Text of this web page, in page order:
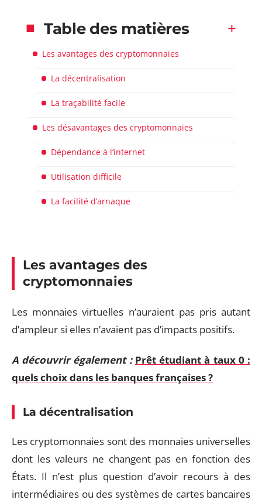
Table des matières
Les avantages des cryptomonnaies
La décentralisation
La traçabilité facile
Les désavantages des cryptomonnaies
Dépendance à l’internet
Utilisation difficile
La facilité d’arnaque
Les avantages des
cryptomonnaies
Les monnaies virtuelles n’auraient pas pris autant
d’ampleur si elles n’avaient pas d’impacts positifs.
A découvrir également : Prêt étudiant à taux 0 :
quels choix dans les banques françaises ?
La décentralisation
Les cryptomonnaies sont des monnaies universelles
dont les valeurs ne changent pas en fonction des
États. Il n’est plus question d’avoir recours à des
intermédiaires ou des systèmes de cartes bancaires